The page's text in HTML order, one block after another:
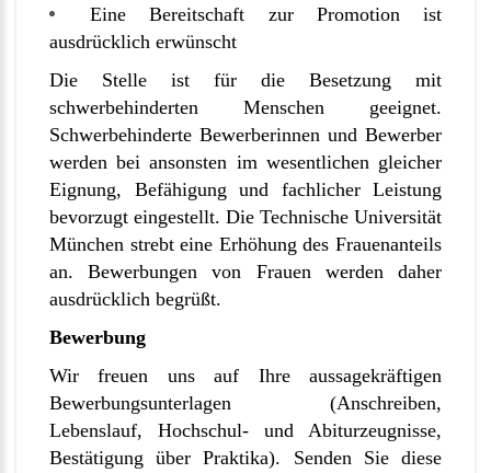
Eine Bereitschaft zur Promotion ist
ausdrücklich erwünscht
Die Stelle ist für die Besetzung mit
schwerbehinderten Menschen geeignet.
Schwerbehinderte Bewerberinnen und Bewerber
werden bei ansonsten im wesentlichen gleicher
Eignung, Befähigung und fachlicher Leistung
bevorzugt eingestellt. Die Technische Universität
München strebt eine Erhöhung des Frauenanteils
an. Bewerbungen von Frauen werden daher
ausdrücklich begrüßt.
Bewerbung
Wir freuen uns auf Ihre aussagekräftigen
Bewerbungsunterlagen (Anschreiben,
Lebenslauf, Hochschul- und Abiturzeugnisse,
Bestätigung über Praktika). Senden Sie diese